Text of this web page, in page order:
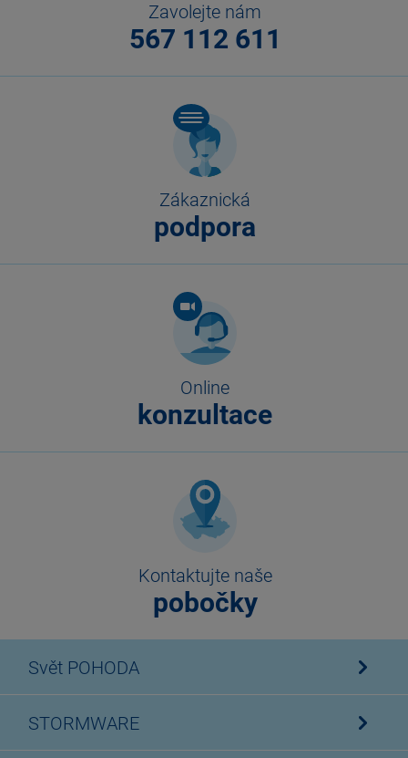
Zavolejte nám
567 112 611
Zákaznická
podpora
Online
konzultace
Kontaktujte naše
pobočky
Svět POHODA
STORMWARE